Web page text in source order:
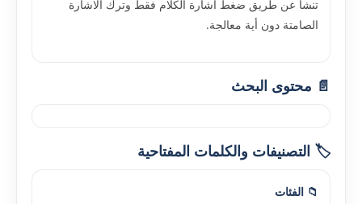
تنشأ عن طريق ضغط اشارة الكلام فقط وترك الاشارة
الصامتة دون أية معالجة.
📄 محتوى البحث
🏷️ التصنيفات والكلمات المفتاحية
📁 الفئات